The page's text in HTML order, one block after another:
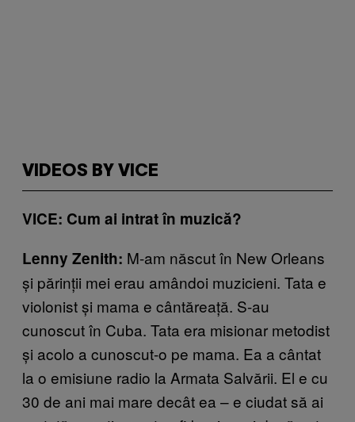
VIDEOS BY VICE
VICE: Cum ai intrat în muzică?
Lenny Zenith: M-am născut în New Orleans
și părinții mei erau amândoi muzicieni. Tata e
violonist și mama e cântăreață. S-au
cunoscut în Cuba. Tata era misionar metodist
și acolo a cunoscut-o pe mama. Ea a cântat
la o emisiune radio la Armata Salvării. El e cu
30 de ani mai mare decât ea – e ciudat să ai